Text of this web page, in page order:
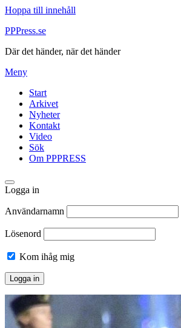
Hoppa till innehåll
PPPress.se
Där det händer, när det händer
Meny
Start
Arkivet
Nyheter
Kontakt
Video
Sök
Om PPPRESS
Logga in
Användarnamn
Lösenord
Kom ihåg mig